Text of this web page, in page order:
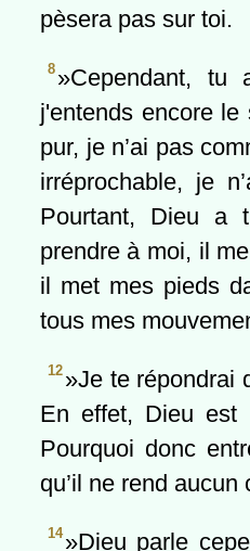
pèsera pas sur toi.
8 »Cependant,
j'entends encore
pur, je n’ai pas
irréprochable, je
Pourtant, Dieu a
prendre à moi, il
il met mes pieds
tous mes
12 »Je te répondrai
En effet, Dieu
Pourquoi donc
qu’il ne rend
14 »Dieu parle